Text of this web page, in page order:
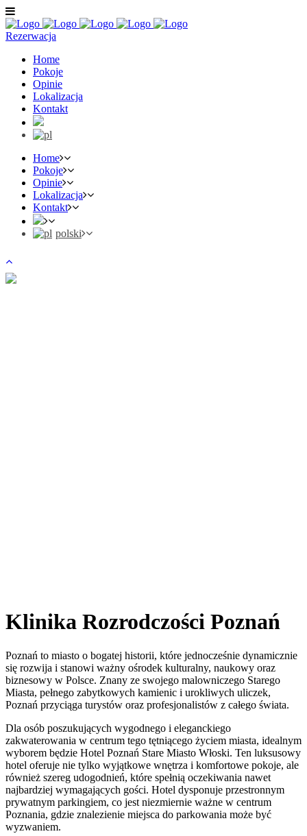
Rezerwacja
Home
Pokoje
Opinie
Lokalizacja
Kontakt
Home
Pokoje
Opinie
Lokalizacja
Kontakt
polski
Klinika Rozrodczości Poznań
Poznań to miasto o bogatej historii, które jednocześnie dynamicznie
się rozwija i stanowi ważny ośrodek kulturalny, naukowy oraz
biznesowy w Polsce. Znany ze swojego malowniczego Starego
Miasta, pełnego zabytkowych kamienic i urokliwych uliczek,
Poznań przyciąga turystów oraz profesjonalistów z całego świata.
Dla osób poszukujących wygodnego i eleganckiego
zakwaterowania w centrum tego tętniącego życiem miasta, idealnym
wyborem będzie Hotel Poznań Stare Miasto Włoski. Ten luksusowy
hotel oferuje nie tylko wyjątkowe wnętrza i komfortowe pokoje, ale
również szereg udogodnień, które spełnią oczekiwania nawet
najbardziej wymagających gości. Hotel dysponuje przestronnym
prywatnym parkingiem, co jest niezmiernie ważne w centrum
Poznania, gdzie znalezienie miejsca do parkowania może być
wyzwaniem.